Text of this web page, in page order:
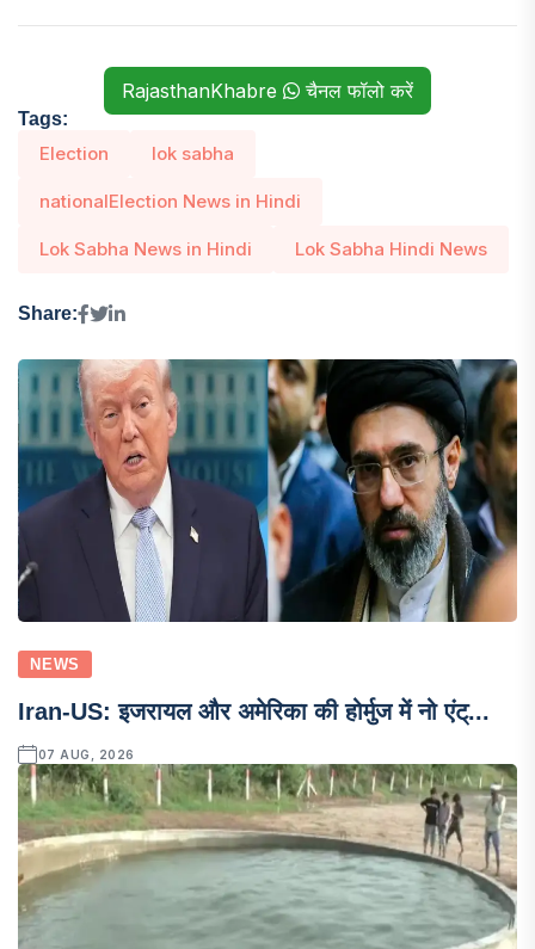
RajasthanKhabre चैनल फॉलो करें
Tags:
Election lok sabha
nationalElection News in Hindi
Lok Sabha News in Hindi Lok Sabha Hindi News
Share:
NEWS
Iran-US: इजरायल और अमेरिका की होर्मुज में नो एंट्...
07 AUG, 2026